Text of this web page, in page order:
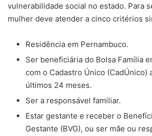
vulnerabilidade social no estado. Para
mulher deve atender a cinco critérios
Residência em Pernambuco.
Ser beneficiária do Bolsa Família
com o Cadastro Único (CadÚnico)
últimos 24 meses.
Ser a responsável familiar.
Estar gestante e receber o
Gestante (BVG), ou ser mãe ou